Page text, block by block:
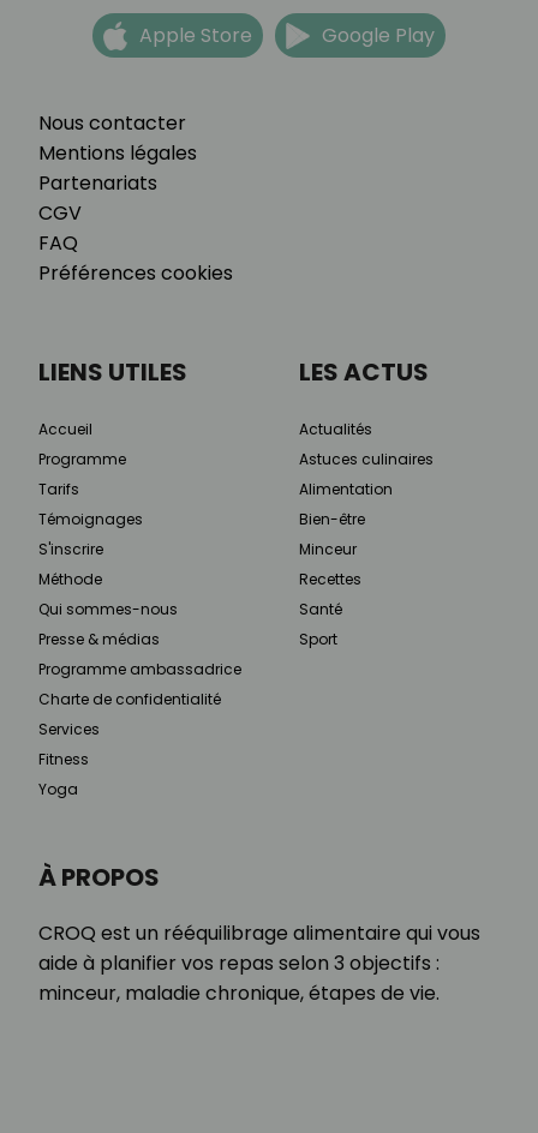
Nous contacter
Mentions légales
Partenariats
CGV
FAQ
Préférences cookies
Apple Store Google Play
À PROPOS
CROQ est un rééquilibrage alimentaire qui vous
aide à planifier vos repas selon 3 objectifs :
minceur, maladie chronique, étapes de vie.
LIENS UTILES
Accueil
Programme
Tarifs
Témoignages
S'inscrire
Méthode
Qui sommes-nous
Presse & médias
Programme ambassadrice
Charte de confidentialité
Services
Fitness
Yoga
LES ACTUS
Actualités
Astuces culinaires
Alimentation
Bien-être
Minceur
Recettes
Santé
Sport